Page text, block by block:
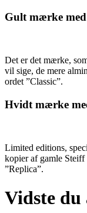
Gult mærke
Det er det mærke,
vil sige, de mere
ordet ”Classic”.
Hvidt mærke
Limited editions,
kopier af gamle
”Replica”.
Vidste